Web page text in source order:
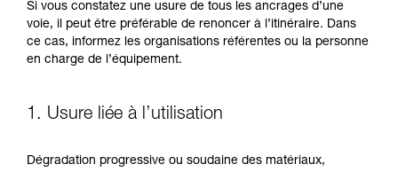
liées à votre activité. Il peut en exister d’autres
que nous ne décrivons pas ici.
Si vous constatez une usure de tous les ancrages d’une
voie, il peut être préférable de renoncer à l’itinéraire. Dans
ce cas, informez les organisations référentes ou la personne
en charge de l’équipement.
1. Usure liée à l’utilisation
Dégradation progressive ou soudaine des matériaux,